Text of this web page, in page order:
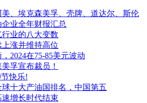
、埃克森美孚、壳牌、道达尔、斯伦
企业全年财报汇总
行业的八大变数
上涨并维持高位
2024在75-85美元波动
孚宣布裁员！
快乐!
球十大产油国排名，中国第五
增长时代结束